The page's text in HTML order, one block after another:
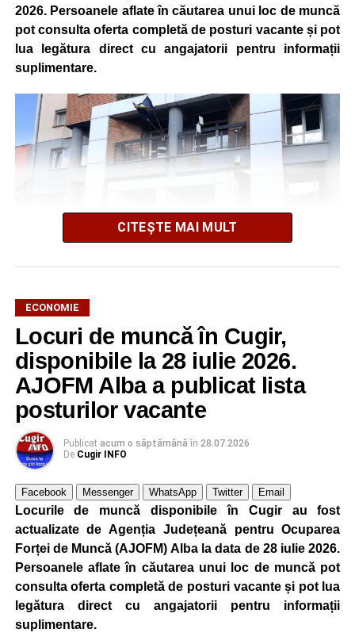
2026. Persoanele aflate în căutarea unui loc de muncă
pot consulta oferta completă de posturi vacante și pot
lua legătura direct cu angajatorii pentru informații
suplimentare.
AJOFM Alba a publicat lista locurilor de muncă vacante
din orașul Cugir, valabilă la data de4 august 2026
Oferta cuprinde posturi din mai multe domenii de
activitate, fiind adresată atât persoanelor cu experiență,
cât și celor aflate la început de carieră.
Cei interesați pot consulta toate locurile de muncă
disponibile accesând platforma oficială ANOFM,
selectând AJOFM Alba, apoi secțiunea„Persoane fizice
– Locuri de muncă vacante”. De asemenea, informații
pot fi obținute direct de la sediul AJOFM Alba sau de la
agenția teritorială de care aparține persoana aflată în
căutarea unui loc de muncă.
Lista publicată de AJOFM Alba include, pe lângă
denumirea posturilor vacante din Cugir, și datele de
contact ale angajatorilor, precum numere de telefon și
CITEȘTE MAI MULT
ECONOMIE
Locuri de muncă în Cugir,
disponibile la 28 iulie 2026.
AJOFM Alba a publicat lista
posturilor vacante
Publicat acum o săptămână în 28.07.2026
De Cugir INFO
Facebook Messenger WhatsApp Twitter Email
Locurile de muncă disponibile în Cugir au fost
actualizate de Agenția Județeană pentru Ocuparea
Forței de Muncă (AJOFM) Alba la data de 28 iulie 2026.
Persoanele aflate în căutarea unui loc de muncă pot
consulta oferta completă de posturi vacante și pot lua
legătura direct cu angajatorii pentru informații
suplimentare.